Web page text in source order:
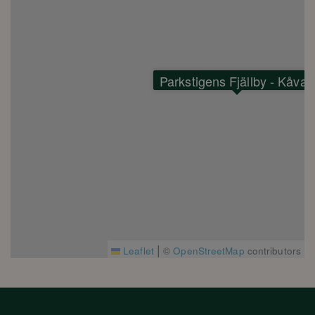
Parkstigens Fjällby - Kåvan
Leaflet | ©OpenStreetMap contributors